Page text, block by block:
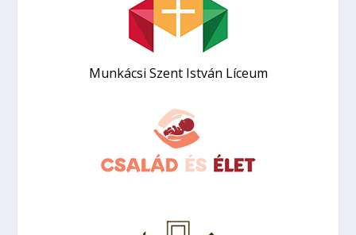
Munkácsi Szent István Líceum